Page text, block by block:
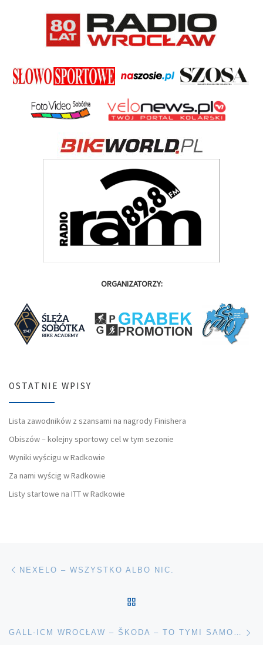
ORGANIZATORZY:
OSTATNIE WPISY
Lista zawodników z szansami na nagrody Finishera
Obiszów – kolejny sportowy cel w tym sezonie
Wyniki wyścigu w Radkowie
Za nami wyścig w Radkowie
Listy startowe na ITT w Radkowie
Nawigacja wpisu
NEXELO – WSZYSTKO ALBO NIC.
GALL-ICM WROCŁAW – ŠKODA – TO TYMI SAMOCHODAMI BĘDZIEMY WAS PILOTOWAĆ